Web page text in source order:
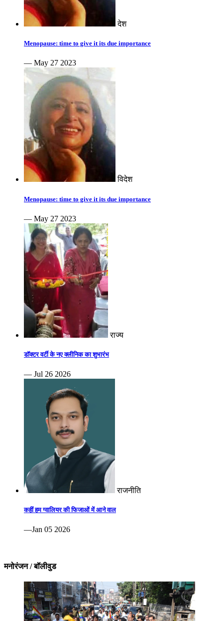
देश
Menopause: time to give it its due importance
— May 27 2023
विदेश
Menopause: time to give it its due importance
— May 27 2023
राज्य
डॉक्टर वर्टी के नए क्लीनिक का शुभारंभ
— Jul 26 2026
राजनीति
कहीं हम ग्वालियर की फिजाओं में आने वाल
—Jan 05 2026
मनोरंजन / बॉलीवुड